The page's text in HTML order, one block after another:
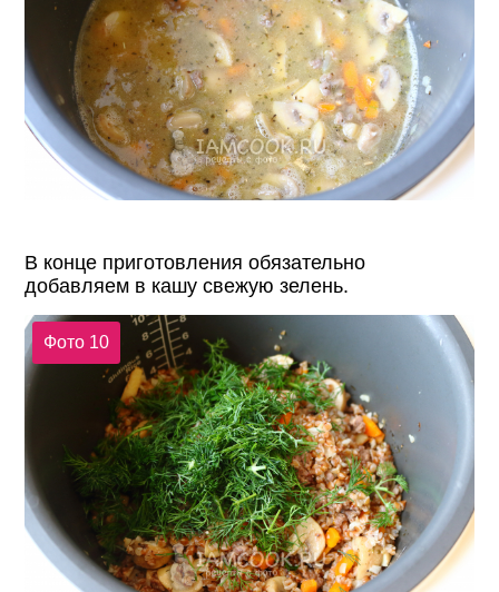
В конце приготовления обязательно
добавляем в кашу свежую зелень.
Фото 10